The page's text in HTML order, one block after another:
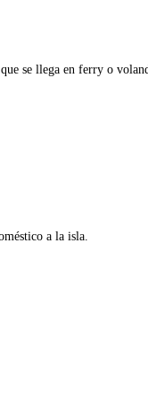
se llega en ferry o
a la isla.